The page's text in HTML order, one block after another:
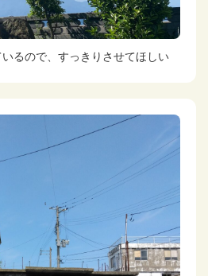
いるので、すっきりさせてほしい